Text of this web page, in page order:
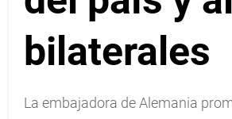
bilaterales
La embajadora de Alemania